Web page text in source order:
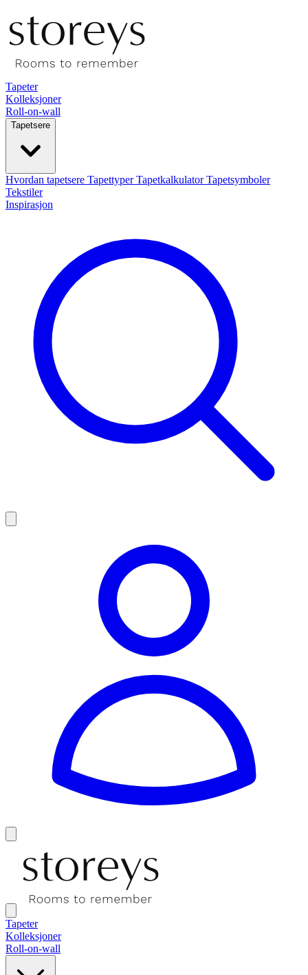
Tapeter
Kolleksjoner
Roll-on-wall
Tapetsere
Hvordan tapetsere TapettyperTapetkalkulatorTapetsymboler
Tekstiler
Inspirasjon
Tapeter
Kolleksjoner
Roll-on-wall